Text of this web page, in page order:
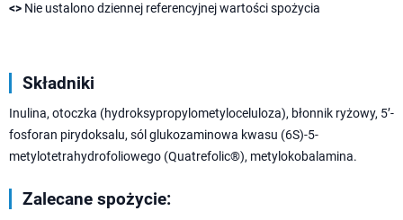
<> Nie ustalono dziennej referencyjnej wartości spożycia
Składniki
Inulina, otoczka (hydroksypropylometyloceluloza), błonnik ryżowy, 5’-
fosforan pirydoksalu, sól glukozaminowa kwasu (6S)-5-
metylotetrahydrofoliowego (Quatrefolic®), metylokobalamina.
Zalecane spożycie: